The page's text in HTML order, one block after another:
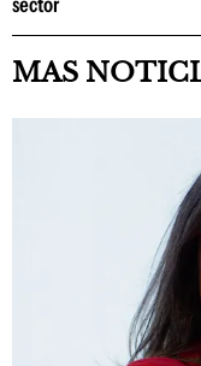
MAS